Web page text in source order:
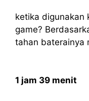
ketika digunakan
game?
tahan baterainya
1 jam 39 menit